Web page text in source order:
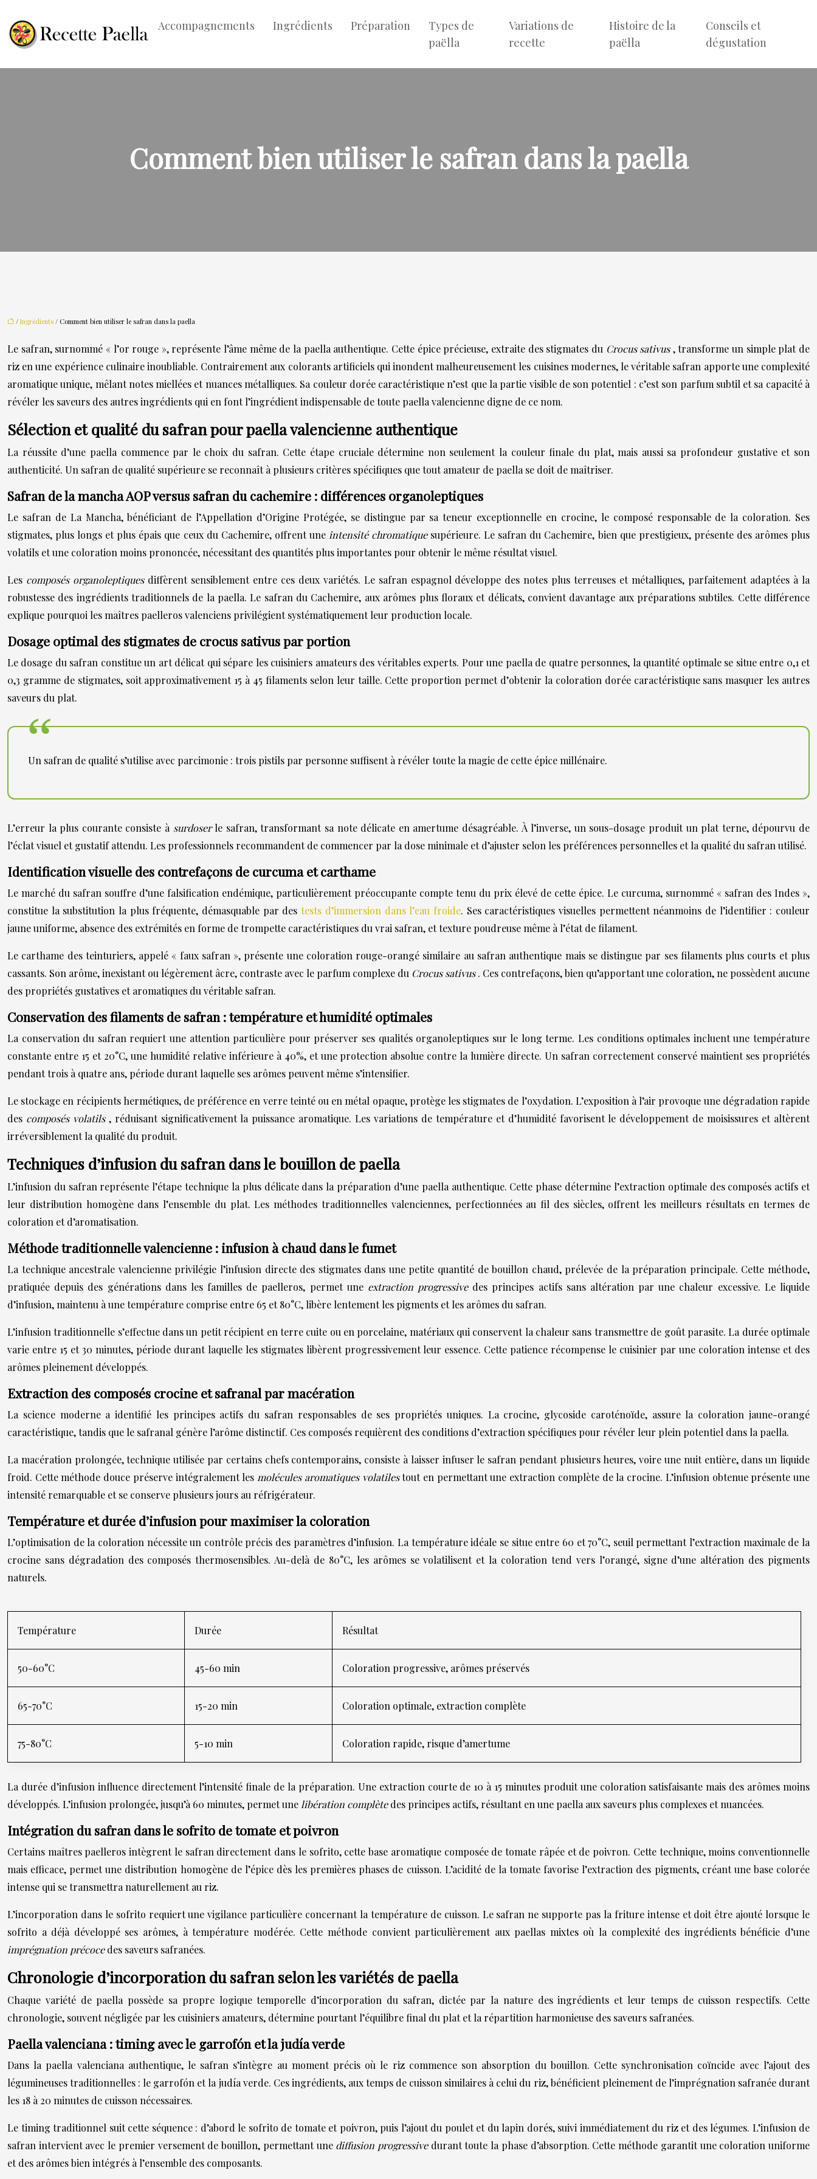
Accompagnements Ingrédients Préparation
Types de
paëlla
Variations de
recette
Histoire de la
paëlla
Conseils et
dégustation
Comment bien utiliser le safran dans la paella
/ Ingrédients / Comment bien utiliser le safran dans la paella
Le safran, surnommé « l’or rouge », représente l’âme même de la paella authentique. Cette épice précieuse, extraite des stigmates du Crocus sativus, transforme un simple plat de
riz en une expérience culinaire inoubliable. Contrairement aux colorants artificiels qui inondent malheureusement les cuisines modernes, le véritable safran apporte une complexité
aromatique unique, mêlant notes miellées et nuances métalliques. Sa couleur dorée caractéristique n’est que la partie visible de son potentiel : c’est son parfum subtil et sa capacité à
révéler les saveurs des autres ingrédients qui en font l’ingrédient indispensable de toute paella valencienne digne de ce nom.
Sélection et qualité du safran pour paella valencienne authentique
La réussite d’une paella commence par le choix du safran. Cette étape cruciale détermine non seulement la couleur finale du plat, mais aussi sa profondeur gustative et son
authenticité. Un safran de qualité supérieure se reconnaît à plusieurs critères spécifiques que tout amateur de paella se doit de maîtriser.
Safran de la mancha AOP versus safran du cachemire : différences organoleptiques
Le safran de La Mancha, bénéficiant de l’Appellation d’Origine Protégée, se distingue par sa teneur exceptionnelle en crocine, le composé responsable de la coloration. Ses
stigmates, plus longs et plus épais que ceux du Cachemire, offrent une intensité chromatique supérieure. Le safran du Cachemire, bien que prestigieux, présente des arômes plus
volatils et une coloration moins prononcée, nécessitant des quantités plus importantes pour obtenir le même résultat visuel.
Les composés organoleptiques diffèrent sensiblement entre ces deux variétés. Le safran espagnol développe des notes plus terreuses et métalliques, parfaitement adaptées à la
robustesse des ingrédients traditionnels de la paella. Le safran du Cachemire, aux arômes plus floraux et délicats, convient davantage aux préparations subtiles. Cette différence
explique pourquoi les maîtres paelleros valenciens privilégient systématiquement leur production locale.
Dosage optimal des stigmates de crocus sativus par portion
Le dosage du safran constitue un art délicat qui sépare les cuisiniers amateurs des véritables experts. Pour une paella de quatre personnes, la quantité optimale se situe entre 0,1 et
0,3 gramme de stigmates, soit approximativement 15 à 45 filaments selon leur taille. Cette proportion permet d’obtenir la coloration dorée caractéristique sans masquer les autres
saveurs du plat.
Un safran de qualité s’utilise avec parcimonie : trois pistils par personne suffisent à révéler toute la magie de cette épice millénaire.
L’erreur la plus courante consiste à surdoserle safran, transformant sa note délicate en amertume désagréable. À l’inverse, un sous-dosage produit un plat terne, dépourvu de
l’éclat visuel et gustatif attendu. Les professionnels recommandent de commencer par la dose minimale et d’ajuster selon les préférences personnelles et la qualité du safran utilisé.
Identification visuelle des contrefaçons de curcuma et carthame
Le marché du safran souffre d’une falsification endémique, particulièrement préoccupante compte tenu du prix élevé de cette épice. Le curcuma, surnommé « safran des Indes »,
constitue la substitution la plus fréquente, démasquable par destests d’immersion dans l’eau froide. Ses caractéristiques visuelles permettent néanmoins de l’identifier : couleur
jaune uniforme, absence des extrémités en forme de trompette caractéristiques du vrai safran, et texture poudreuse même à l’état de filament.
Le carthame des teinturiers, appelé « faux safran », présente une coloration rouge-orangé similaire au safran authentique mais se distingue par ses filaments plus courts et plus
cassants. Son arôme, inexistant ou légèrement âcre, contraste avec le parfum complexe du Crocus sativus. Ces contrefaçons, bien qu’apportant une coloration, ne possèdent aucune
des propriétés gustatives et aromatiques du véritable safran.
Conservation des filaments de safran : température et humidité optimales
La conservation du safran requiert une attention particulière pour préserver ses qualités organoleptiques sur le long terme. Les conditions optimales incluent une température
constante entre 15 et 20°C, une humidité relative inférieure à 40%, et une protection absolue contre la lumière directe. Un safran correctement conservé maintient ses propriétés
pendant trois à quatre ans, période durant laquelle ses arômes peuvent même s’intensifier.
Le stockage en récipients hermétiques, de préférence en verre teinté ou en métal opaque, protège les stigmates de l’oxydation. L’exposition à l’air provoque une dégradation rapide
des composés volatils , réduisant significativement la puissance aromatique. Les variations de température et d’humidité favorisent le développement de moisissures et altèrent
irréversiblement la qualité du produit.
Techniques d’infusion du safran dans le bouillon de paella
L’infusion du safran représente l’étape technique la plus délicate dans la préparation d’une paella authentique. Cette phase détermine l’extraction optimale des composés actifs et
leur distribution homogène dans l’ensemble du plat. Les méthodes traditionnelles valenciennes, perfectionnées au fil des siècles, offrent les meilleurs résultats en termes de
coloration et d’aromatisation.
Méthode traditionnelle valencienne : infusion à chaud dans le fumet
La technique ancestrale valencienne privilégie l’infusion directe des stigmates dans une petite quantité de bouillon chaud, prélevée de la préparation principale. Cette méthode,
pratiquée depuis des générations dans les familles de paelleros, permet une extraction progressive des principes actifs sans altération par une chaleur excessive. Le liquide
d’infusion, maintenu à une température comprise entre 65 et 80°C, libère lentement les pigments et les arômes du safran.
L’infusion traditionnelle s’effectue dans un petit récipient en terre cuite ou en porcelaine, matériaux qui conservent la chaleur sans transmettre de goût parasite. La durée optimale
varie entre 15 et 30 minutes, période durant laquelle les stigmates libèrent progressivement leur essence. Cette patience récompense le cuisinier par une coloration intense et des
arômes pleinement développés.
Extraction des composés crocine et safranal par macération
La science moderne a identifié les principes actifs du safran responsables de ses propriétés uniques. La crocine, glycoside caroténoïde, assure la coloration jaune-orangé
caractéristique, tandis que le safranal génère l’arôme distinctif. Ces composés requièrent des conditions d’extraction spécifiques pour révéler leur plein potentiel dans la paella.
La macération prolongée, technique utilisée par certains chefs contemporains, consiste à laisser infuser le safran pendant plusieurs heures, voire une nuit entière, dans un liquide
froid. Cette méthode douce préserve intégralement les molécules aromatiques volatilestout en permettant une extraction complète de la crocine. L’infusion obtenue présente une
intensité remarquable et se conserve plusieurs jours au réfrigérateur.
Température et durée d’infusion pour maximiser la coloration
L’optimisation de la coloration nécessite un contrôle précis des paramètres d’infusion. La température idéale se situe entre 60 et 70°C, seuil permettant l’extraction maximale de la
crocine sans dégradation des composés thermosensibles. Au-delà de 80°C, les arômes se volatilisent et la coloration tend vers l’orangé, signe d’une altération des pigments
naturels.
Température Durée Résultat
50-60°C 45-60 min Coloration progressive, arômes préservés
65-70°C 15-20 min Coloration optimale, extraction complète
75-80°C 5-10 min Coloration rapide, risque d’amertume
La durée d’infusion influence directement l’intensité finale de la préparation. Une extraction courte de 10 à 15 minutes produit une coloration satisfaisante mais des arômes moins
développés. L’infusion prolongée, jusqu’à 60 minutes, permet une libération complètedes principes actifs, résultant en une paella aux saveurs plus complexes et nuancées.
Intégration du safran dans le sofrito de tomate et poivron
Certains maîtres paelleros intègrent le safran directement dans le sofrito, cette base aromatique composée de tomate râpée et de poivron. Cette technique, moins conventionnelle
mais efficace, permet une distribution homogène de l’épice dès les premières phases de cuisson. L’acidité de la tomate favorise l’extraction des pigments, créant une base colorée
intense qui se transmettra naturellement au riz.
L’incorporation dans le sofrito requiert une vigilance particulière concernant la température de cuisson. Le safran ne supporte pas la friture intense et doit être ajouté lorsque le
sofrito a déjà développé ses arômes, à température modérée. Cette méthode convient particulièrement aux paellas mixtes où la complexité des ingrédients bénéficie d’une
imprégnation précocedes saveurs safranées.
Chronologie d’incorporation du safran selon les variétés de paella
Chaque variété de paella possède sa propre logique temporelle d’incorporation du safran, dictée par la nature des ingrédients et leur temps de cuisson respectifs. Cette
chronologie, souvent négligée par les cuisiniers amateurs, détermine pourtant l’équilibre final du plat et la répartition harmonieuse des saveurs safranées.
Paella valenciana : timing avec le garrofón et la judía verde
Dans la paella valenciana authentique, le safran s’intègre au moment précis où le riz commence son absorption du bouillon. Cette synchronisation coïncide avec l’ajout des
légumineuses traditionnelles : le garrofón et la judía verde. Ces ingrédients, aux temps de cuisson similaires à celui du riz, bénéficient pleinement de l’imprégnation safranée durant
les 18 à 20 minutes de cuisson nécessaires.
Le timing traditionnel suit cette séquence : d’abord le sofrito de tomate et poivron, puis l’ajout du poulet et du lapin dorés, suivi immédiatement du riz et des légumes. L’infusion de
safran intervient avec le premier versement de bouillon, permettant une diffusion progressive durant toute la phase d’absorption. Cette méthode garantit une coloration uniforme
et des arômes bien intégrés à l’ensemble des composants.